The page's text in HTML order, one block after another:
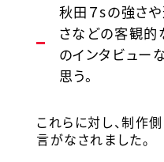
秋田７sの強さ
さなどの客観的
のインタビュー
思う。
これらに対し、制作
言がなされました。